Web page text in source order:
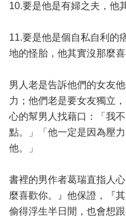
10.要是他是有婦之夫，他
11.要是他是個自私自利的
地的怪胎，他其實沒那麼喜
男人老是告訴他們的女友
力；他們老是要女友獨立
心的幫男人找藉口：「我
點。」「他一定是因為壓
他。」
書裡的男作者葛瑞直指人
麼喜歡你。』他保證，『
偷得浮生半日閒，也會想